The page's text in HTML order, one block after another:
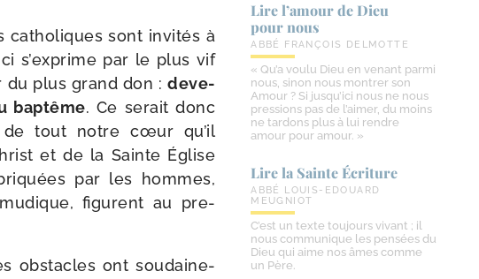
catho­liques sont invi­tés à
s’exprime par le plus vif
du plus grand don :deve­
bap­tême. Ce serait donc
tout notre cœur qu’il
et de la Sainte Église
par les hommes,
figurent au pre­
obs­tacles ont sou­dai­ne­
Lire l’amour de Dieu
pour nous
ABBÉ FRANÇOIS DELMOTTE
« Qu’a voulu Dieu en venant parmi
nous, sinon nous montrer son
Amour ? Si jusqu’ici nous ne nous
pressions pas de l’aimer, du moins
ne tardons plus à lui rendre
amour pour amour. »
Lire la Sainte Écriture
ABBÉ LOUIS-EDOUARD
MEUGNIOT
C’est un texte toujours vivant ; il
nous communique les pensées du
Dieu qui aime nos âmes comme
un Père.